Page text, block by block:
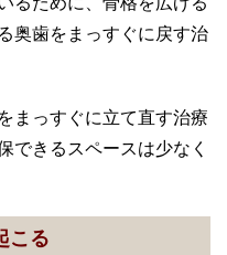
奥歯をまっすぐに戻す治
まっすぐに立て直す治療
できるスペースは少なく
こる